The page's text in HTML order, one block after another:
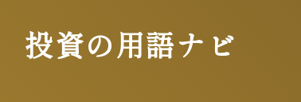
投資の用語ナビ